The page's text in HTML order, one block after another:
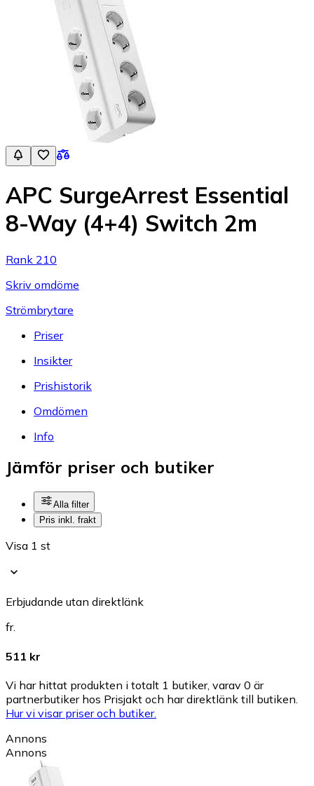
APC SurgeArrest Essential
8-Way (4+4) Switch 2m
Rank 210
Skriv omdöme
Strömbrytare
Priser
Insikter
Prishistorik
Omdömen
Info
Jämför priser och butiker
Alla filter
Pris inkl. frakt
Visa 1 st
Erbjudande utan direktlänk
fr.
511 kr
Vi har hittat produkten i totalt 1 butiker, varav 0 är
partnerbutiker hos Prisjakt och har direktlänk till butiken.
Hur vi visar priser och butiker.
Annons
Annons